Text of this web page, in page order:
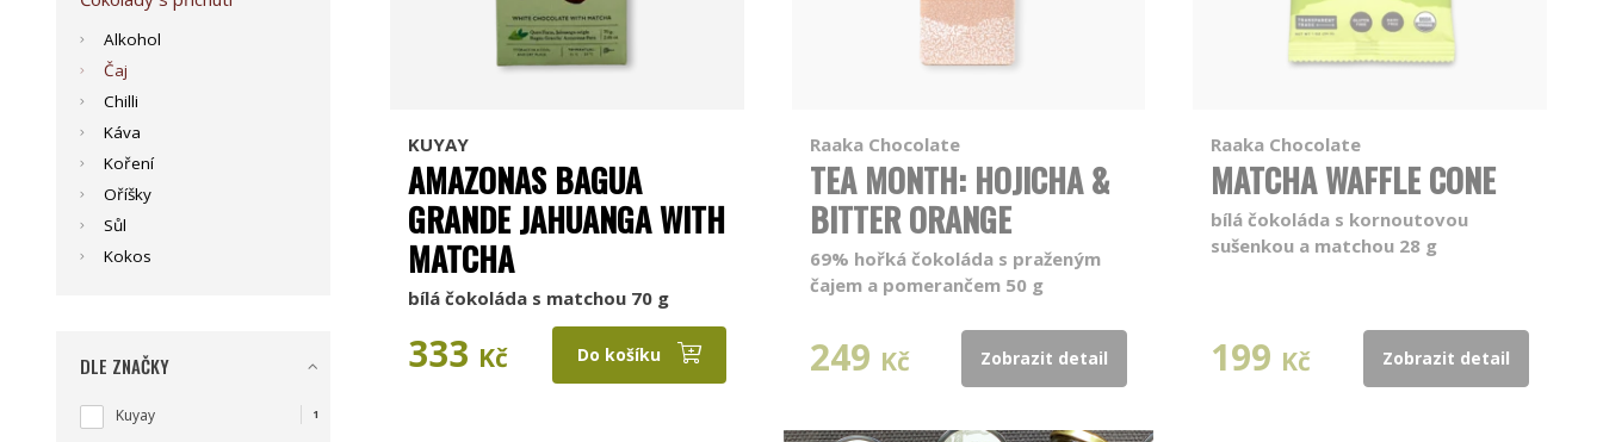
KUYAY
AMAZONAS BAGUA
GRANDE JAHUANGA WITH
MATCHA
bílá čokoláda s matchou 70 g
333 Kč Do košíku
Raaka Chocolate
TEA MONTH: HOJICHA &
BITTER ORANGE
69% hořká čokoláda s praženým
čajem a pomerančem 50 g
249 Kč Zobrazit detail
Raaka Chocolate
MATCHA WAFFLE CONE
bílá čokoláda s kornoutovou
sušenkou a matchou 28 g
199 Kč Zobrazit detail
Alkohol
Čaj
Chilli
Káva
Koření
Oříšky
Sůl
Kokos
DLE ZNAČKY
Kuyay 1